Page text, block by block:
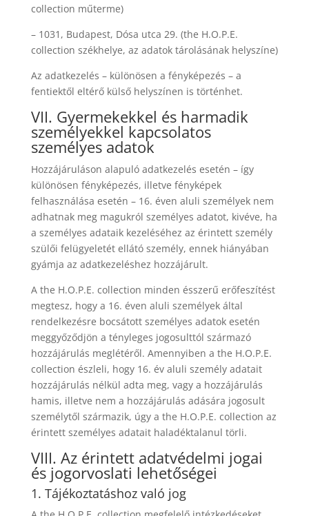
collection műterme)
– 1031, Budapest, Dósa utca 29. (the H.O.P.E.
collection székhelye, az adatok tárolásának helyszíne)
Az adatkezelés – különösen a fényképezés – a
fentiektől eltérő külső helyszínen is történhet.
VII. Gyermekekkel és harmadik
személyekkel kapcsolatos
személyes adatok
Hozzájáruláson alapuló adatkezelés esetén – így
különösen fényképezés, illetve fényképek
felhasználása esetén – 16. éven aluli személyek nem
adhatnak meg magukról személyes adatot, kivéve, ha
a személyes adataik kezeléséhez az érintett személy
szülői felügyeletét ellátó személy, ennek hiányában
gyámja az adatkezeléshez hozzájárult.
A the H.O.P.E. collection minden ésszerű erőfeszítést
megtesz, hogy a 16. éven aluli személyek által
rendelkezésre bocsátott személyes adatok esetén
meggyőződjön a tényleges jogosulttól származó
hozzájárulás meglétéről. Amennyiben a the H.O.P.E.
collection észleli, hogy 16. év aluli személy adatait
hozzájárulás nélkül adta meg, vagy a hozzájárulás
hamis, illetve nem a hozzájárulás adására jogosult
személytől származik, úgy a the H.O.P.E. collection az
érintett személyes adatait haladéktalanul törli.
VIII. Az érintett adatvédelmi jogai
és jogorvoslati lehetőségei
1. Tájékoztatáshoz való jog